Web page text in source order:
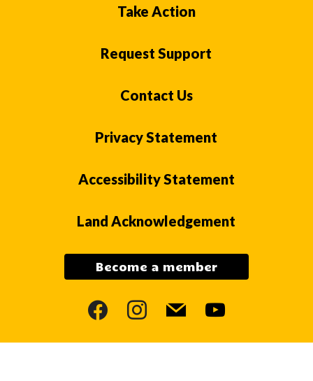
Take Action
Request Support
Contact Us
Privacy Statement
Accessibility Statement
Land Acknowledgement
Become a member
facebookinstagram
mail youtube